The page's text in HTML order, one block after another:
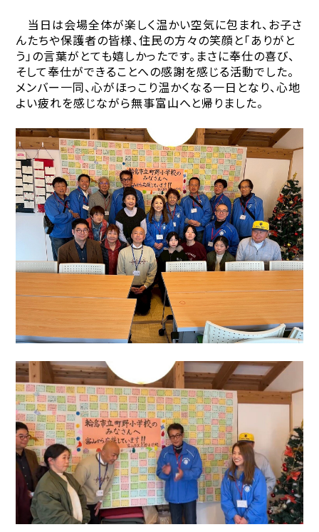
当日は会場全体が楽しく温かい空気に包まれ、お子さ
んたちや保護者の皆様、住民の方々の笑顔と「ありがと
う」の言葉がとても嬉しかったです。まさに奉仕の喜び、
そして奉仕ができることへの感謝を感じる活動でした。
メンバー一同、心がほっこり温かくなる一日となり、心地
よい疲れを感じながら無事富山へと帰りました。